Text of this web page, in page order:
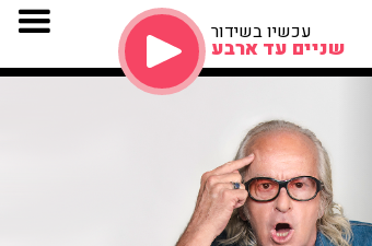
עכשיו בשידור
שניים עד ארבע